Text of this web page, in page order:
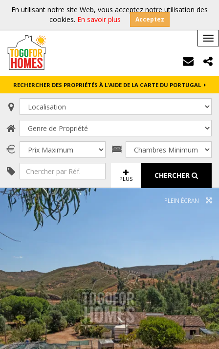
En utilisant notre site Web, vous acceptez notre utilisation des
cookies. En savoir plus Acceptez
RECHERCHER DES PROPRIÉTÉS À L'AIDE DE LA CARTE DU PORTUGAL
PLUS CHERCHER
PLEIN ÉCRAN